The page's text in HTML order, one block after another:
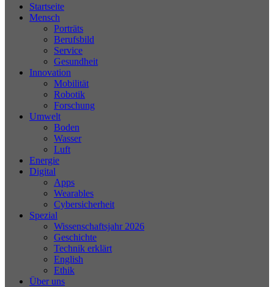
Startseite
Mensch
Porträts
Berufsbild
Service
Gesundheit
Innovation
Mobilität
Robotik
Forschung
Umwelt
Boden
Wasser
Luft
Energie
Digital
Apps
Wearables
Cybersicherheit
Spezial
Wissenschaftsjahr 2026
Geschichte
Technik erklärt
English
Ethik
Über uns